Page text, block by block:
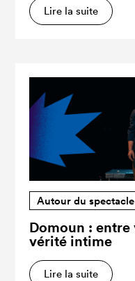
Lire la suite
Autour du spectacle
Domoun :
vérité intime
Lire la suite